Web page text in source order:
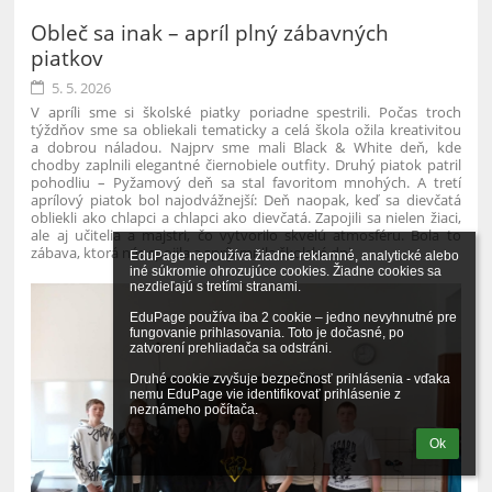
EduPage nepoužíva žiadne reklamné, analytické alebo
iné súkromie ohrozujúce cookies. Žiadne cookies sa
nezdieľajú s tretími stranami.
EduPage používa iba 2 cookie – jedno nevyhnutné pre
fungovanie prihlasovania. Toto je dočasné, po
zatvorení prehliadača sa odstráni.
Druhé cookie zvyšuje bezpečnosť prihlásenia - vďaka
nemu EduPage vie identifikovať prihlásenie z
neznámeho počítača.
Ok
Obleč sa inak – apríl plný zábavných
piatkov
5. 5. 2026
V apríli sme si školské piatky poriadne spestrili. Počas troch
týždňov sme sa obliekali tematicky a celá škola ožila kreativitou
a dobrou náladou. Najprv sme mali Black & White deň, kde
chodby zaplnili elegantné čiernobiele outfity. Druhý piatok patril
pohodliu – Pyžamový deň sa stal favoritom mnohých. A tretí
aprílový piatok bol najodvážnejší: Deň naopak, keď sa dievčatá
obliekli ako chlapci a chlapci ako dievčatá.Zapojili sa nielen žiaci,
ale aj učitelia a majstri, čo vytvorilo skvelú atmosféru. Bola to
zábava, ktorá nás spojila a spríjemnila školské dni.